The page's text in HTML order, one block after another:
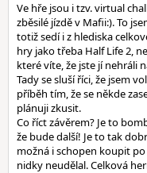
Ve hře jsou i tzv. virtual
zběsilé jízdě v Mafii:). To
totiž sedí i z hlediska
hry jako třeba Half Life 2,
které víte, že jste jí nehráli
Tady se sluší říci, že jsem
příběh tím, že se někde
plánuji zkusit.
Co říct závěrem? Je to
že bude další! Je to tak
možná i schopen koupit
nidky neudělal. Celková